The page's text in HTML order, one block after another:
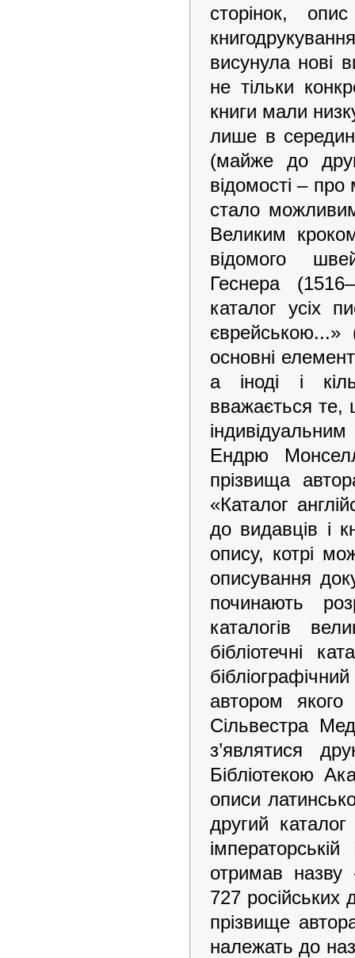
сторінок,
висунула нові
не тільки
книги мали
лише в
(майже до
відомості –
стало
Великим
відомого
Геснера
каталог усіх
єврейською...»
основні
а іноді і
вважається те,
Ендрю
прізвища
«Каталог
до видавців і
опису, котрі
описування
починають
каталогів
бібліотечні
автором якого
Сільвестра
з’являтися
Бібліотекою
описи
другий
отримав назву
727 російських
прізвище
належать до